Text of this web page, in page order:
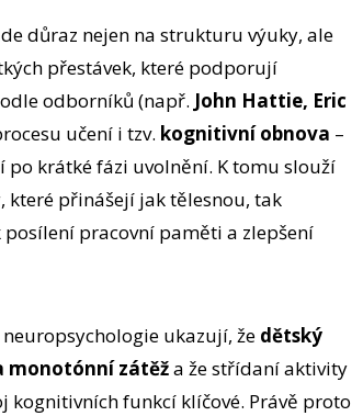
důraz nejen na strukturu výuky, ale
přestávek, které podporují
odborníků (např. John Hattie, Eric
učení i tzv. kognitivní obnova –
po krátké fázi uvolnění. K tomu slouží
které přinášejí jak tělesnou, tak
pracovní paměti a zlepšení
ukazují, že dětský
monotónní zátěža že střídaní aktivity
kognitivních funkcí klíčové. Právě proto